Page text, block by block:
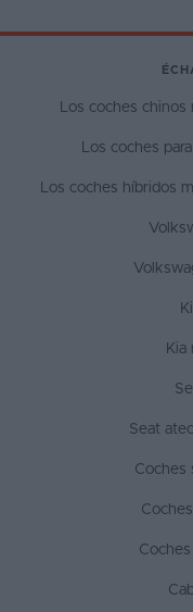
Los coches
Los coches
Los coches híbridos
Kia
Seat
Coches